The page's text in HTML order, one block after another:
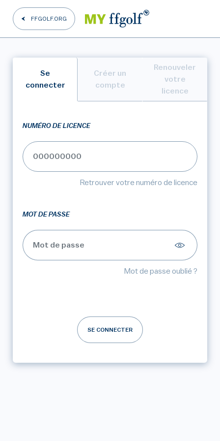
FFGOLF.ORG
Se
connecter
Créer un
compte
Renouveler
votre
licence
NUMÉRO DE LICENCE
Retrouver votre numéro de licence
MOT DE PASSE
Mot de passe oublié ?
SE CONNECTER